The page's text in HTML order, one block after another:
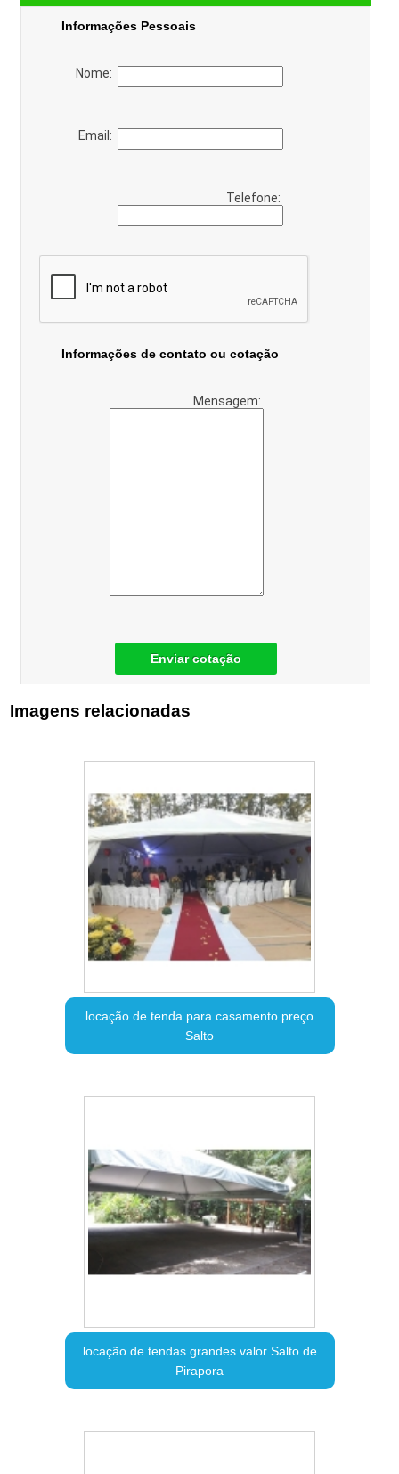
Informações Pessoais
Nome:
Email:
Telefone:
Informações de contato ou cotação
Mensagem:
Enviar cotação
Imagens relacionadas
locação de tenda para casamento preço
Salto
locação de tendas grandes valor Salto de
Pirapora